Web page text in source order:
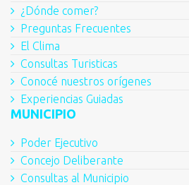
¿Dónde comer?
Preguntas Frecuentes
El Clima
Consultas Turisticas
Conocé nuestros orígenes
Experiencias Guiadas
MUNICIPIO
Poder Ejecutivo
Concejo Deliberante
Consultas al Municipio